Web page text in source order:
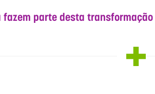
fazem parte desta transformação